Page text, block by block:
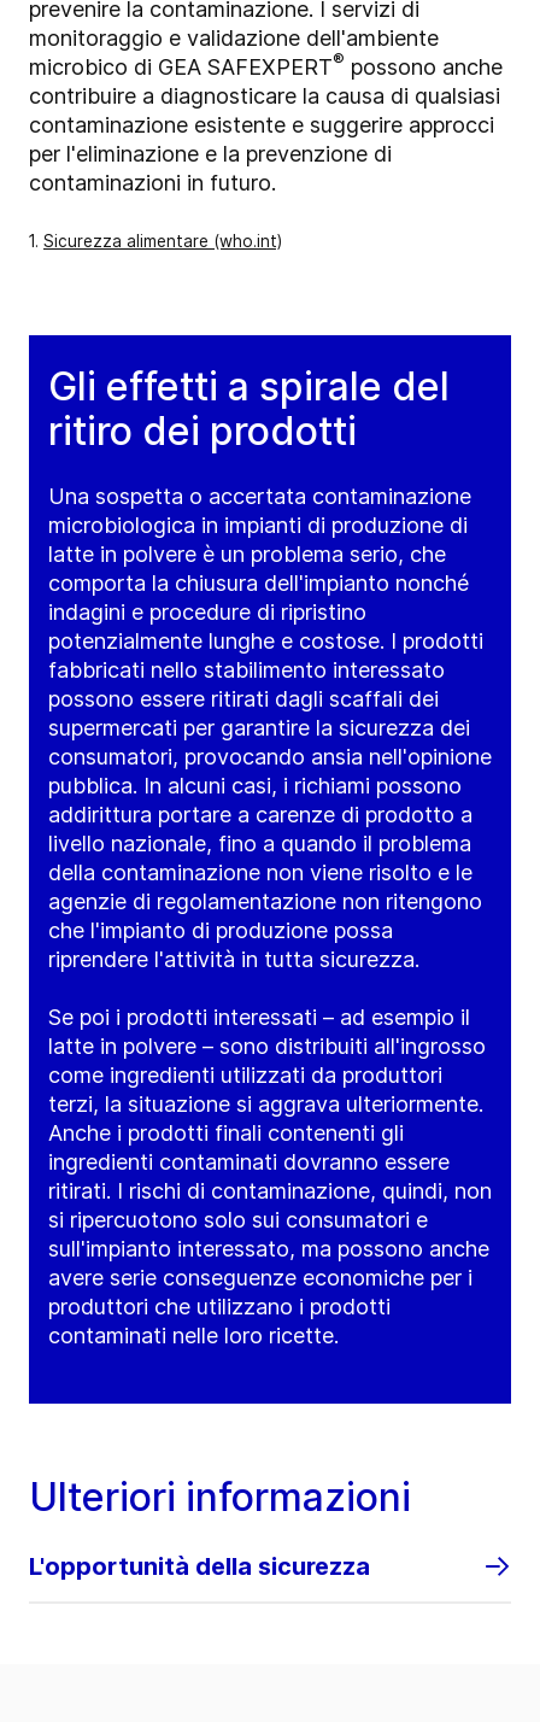
prevenire la contaminazione. I servizi di
monitoraggio e validazione dell'ambiente
microbico di GEA SAFEXPERT® possono anche
contribuire a diagnosticare la causa di qualsiasi
contaminazione esistente e suggerire approcci
per l'eliminazione e la prevenzione di
contaminazioni in futuro.
1. Sicurezza alimentare (who.int)
Gli effetti a spirale del
ritiro dei prodotti
Una sospetta o accertata contaminazione
microbiologica in impianti di produzione di
latte in polvere è un problema serio, che
comporta la chiusura dell'impianto nonché
indagini e procedure di ripristino
potenzialmente lunghe e costose. I prodotti
fabbricati nello stabilimento interessato
possono essere ritirati dagli scaffali dei
supermercati per garantire la sicurezza dei
consumatori, provocando ansia nell'opinione
pubblica. In alcuni casi, i richiami possono
addirittura portare a carenze di prodotto a
livello nazionale, fino a quando il problema
della contaminazione non viene risolto e le
agenzie di regolamentazione non ritengono
che l'impianto di produzione possa
riprendere l'attività in tutta sicurezza.
Se poi i prodotti interessati – ad esempio il
latte in polvere – sono distribuiti all'ingrosso
come ingredienti utilizzati da produttori
terzi, la situazione si aggrava ulteriormente.
Anche i prodotti finali contenenti gli
ingredienti contaminati dovranno essere
ritirati. I rischi di contaminazione, quindi, non
si ripercuotono solo sui consumatori e
sull'impianto interessato, ma possono anche
avere serie conseguenze economiche per i
produttori che utilizzano i prodotti
contaminati nelle loro ricette.
Ulteriori informazioni
L'opportunità della sicurezza